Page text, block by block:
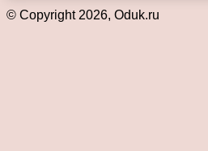
© Copyright 2026, Oduk.ru